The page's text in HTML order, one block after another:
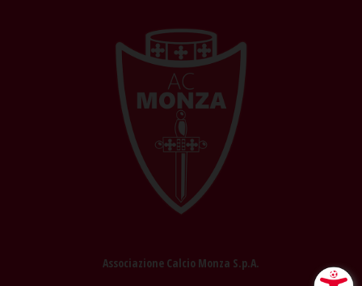
Associazione Calcio Monza S.p.A.